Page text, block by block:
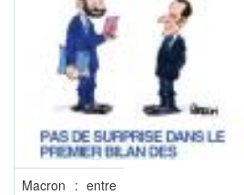
Macron : entre